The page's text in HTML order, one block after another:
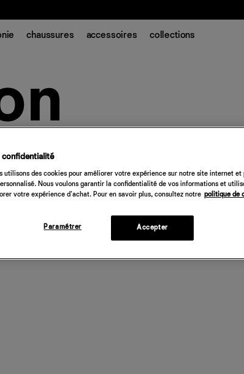
chaussures accessoires collections
confidentialité
utilisons des cookies pour améliorer votre expérience sur notre site internet et
Nous voulons garantir la confidentialité de vos informations et
votre expérience d'achat. Pour en savoir plus, consultez notre politique de
Paramétrer Accepter